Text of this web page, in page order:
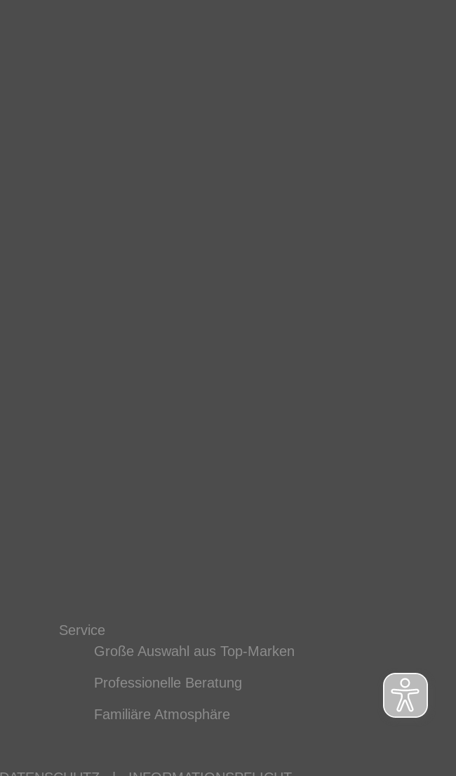
Service
Große Auswahl aus Top-Marken
Professionelle Beratung
Familiäre Atmosphäre